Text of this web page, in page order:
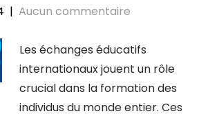
| Aucun commentaire
Les échanges éducatifs
internationaux jouent un rôle
crucial dans la formation des
individus du monde entier. Ces